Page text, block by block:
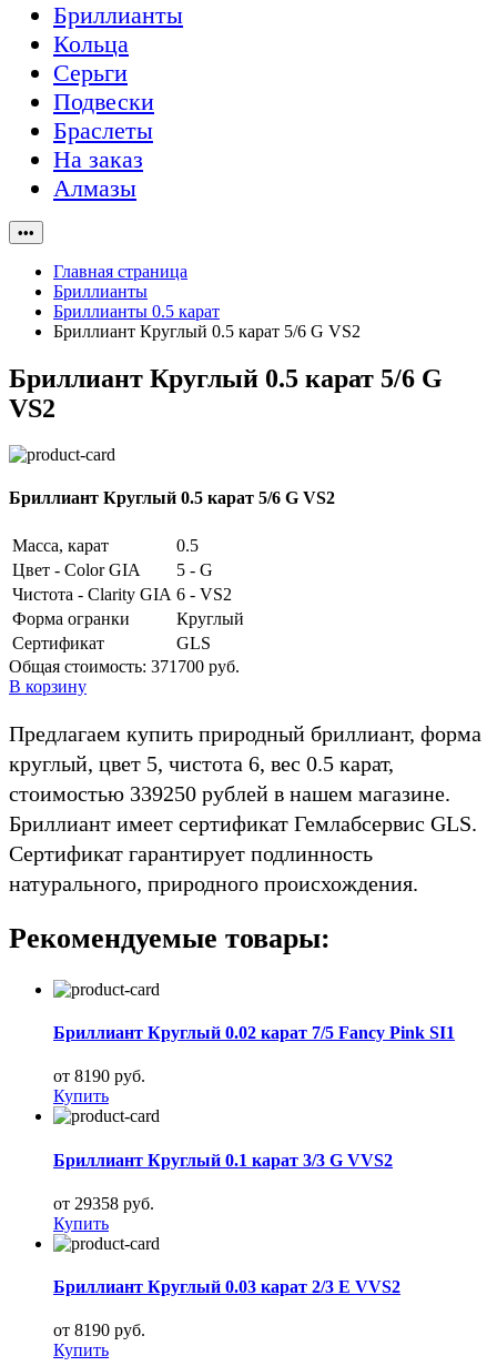
Бриллианты
Кольца
Серьги
Подвески
Браслеты
На заказ
Алмазы
•••
Главная страница
Бриллианты
Бриллианты 0.5 карат
Бриллиант Круглый 0.5 карат 5/6 G VS2
Бриллиант Круглый 0.5 карат 5/6 G
VS2
Бриллиант Круглый 0.5 карат 5/6 G VS2
Масса, карат
0.5
Цвет - Color GIA
5 - G
Чистота - Clarity GIA 6 - VS2
Форма огранки
Круглый
Сертификат
GLS
Общая стоимость: 371700 руб.
В корзину
Предлагаем купить природный бриллиант, форма
круглый, цвет 5, чистота 6, вес 0.5 карат,
стоимостью 339250 рублей в нашем магазине.
Бриллиант имеет сертификат Гемлабсервис GLS.
Сертификат гарантирует подлинность
натурального, природного происхождения.
Рекомендуемые товары:
Бриллиант Круглый 0.02 карат 7/5 Fancy Pink SI1
от 8190 руб.
Купить
Бриллиант Круглый 0.1 карат 3/3 G VVS2
от 29358 руб.
Купить
Бриллиант Круглый 0.03 карат 2/3 E VVS2
от 8190 руб.
Купить